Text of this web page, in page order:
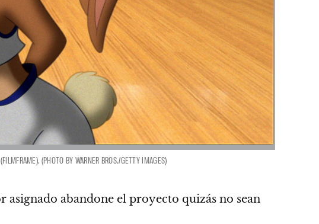
(PHOTO BY WARNER BROS./GETTY IMAGES)
asignado abandone el proyecto quizás no sean